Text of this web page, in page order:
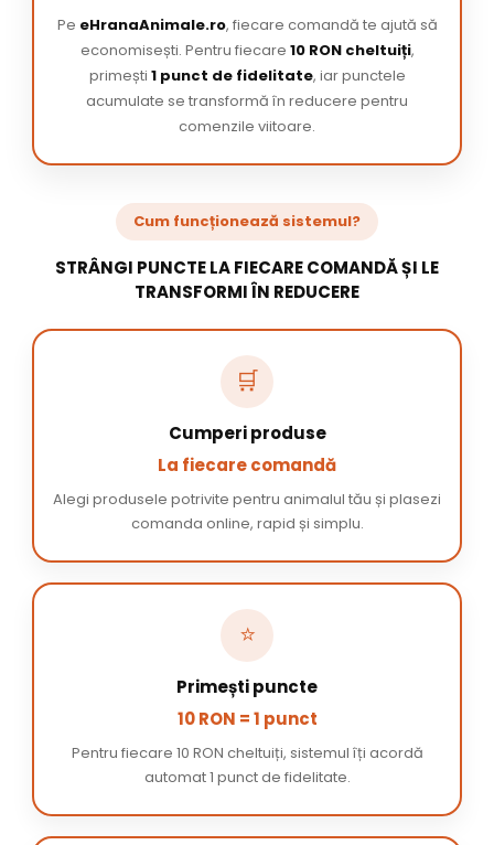
Pe eHranaAnimale.ro, fiecare comandă te ajută să
economisești. Pentru fiecare 10 RON cheltuiți,
primești 1 punct de fidelitate, iar punctele
acumulate se transformă în reducere pentru
comenzile viitoare.
Cum funcționează sistemul?
STRÂNGI PUNCTE LA FIECARE COMANDĂ ȘI LE
TRANSFORMI ÎN REDUCERE
🛒
Cumperi produse
La fiecare comandă
Alegi produsele potrivite pentru animalul tău și plasezi
comanda online, rapid și simplu.
⭐
Primești puncte
10 RON = 1 punct
Pentru fiecare 10 RON cheltuiți, sistemul îți acordă
automat 1 punct de fidelitate.